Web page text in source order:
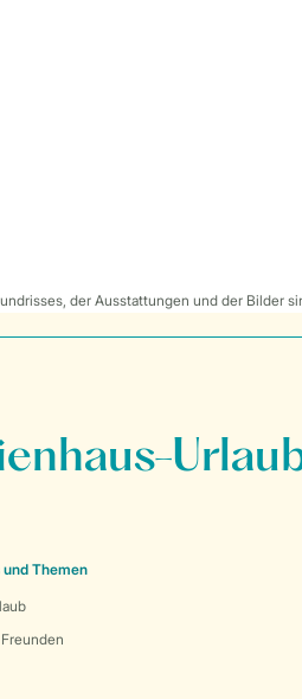
der Ausstattungen und der Bilder
und Themen